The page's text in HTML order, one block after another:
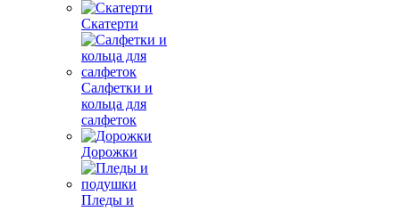
Скатерти
Салфетки и
кольца для
салфеток
Дорожки
Пледы и